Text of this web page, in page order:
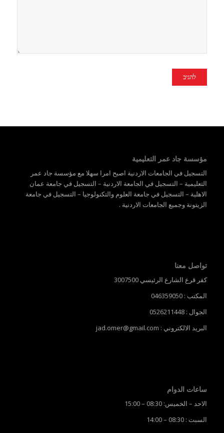
مؤسسة جاد عمر التعليمية
التسجيل في الجامعات الاردنية اصبح امرا سهلا مع مؤسسة جاد عمر
التعليمية – التسجيل في الجامعة الاردنية – التسجيل في جامعة عمان
الاهلية – التسجيل في جامعة العلوم والتكنولوجيا – التسجيل في جامعة
الزيتونة وجميع الجامعات الاردنية .
تواصل معنا
كفر قرع الشارع الرئيسي 3007500
المكتب : 046359050
الجوال : 0526211448
البريد الالكتروني : jad.omer@gmail.com
ساعات الدوام
الاحد – الخميس: 08:30 – 15:00
السبت : 08:30 – 14:00